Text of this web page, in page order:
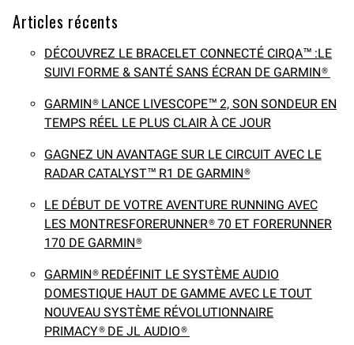
Articles récents
DÉCOUVREZ LE BRACELET CONNECTÉ CIRQA™ :LE
SUIVI FORME & SANTÉ SANS ÉCRAN DE GARMIN®
GARMIN® LANCE LIVESCOPE™ 2, SON SONDEUR EN
TEMPS RÉEL LE PLUS CLAIR À CE JOUR
GAGNEZ UN AVANTAGE SUR LE CIRCUIT AVEC LE
RADAR CATALYST™ R1 DE GARMIN®
LE DÉBUT DE VOTRE AVENTURE RUNNING AVEC
LES MONTRESFORERUNNER® 70 ET FORERUNNER
170 DE GARMIN®
GARMIN® REDÉFINIT LE SYSTÈME AUDIO
DOMESTIQUE HAUT DE GAMME AVEC LE TOUT
NOUVEAU SYSTÈME RÉVOLUTIONNAIRE
PRIMACY® DE JL AUDIO®